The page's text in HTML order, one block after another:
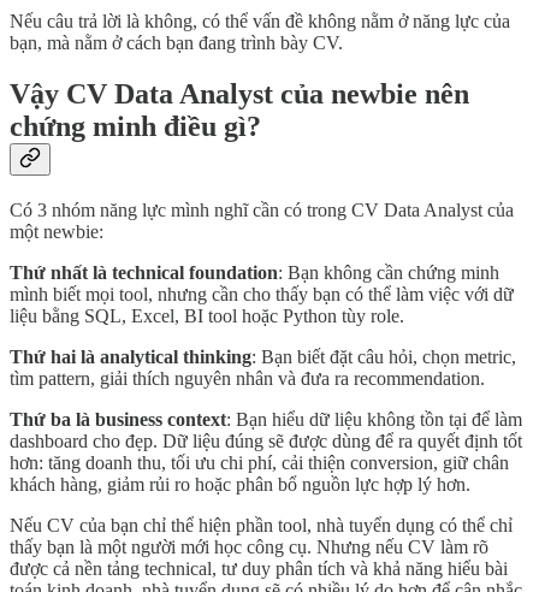
Nếu câu trả lời là không, có thể vấn đề không nằm ở năng lực của
bạn, mà nằm ở cách bạn đang trình bày CV.
Vậy CV Data Analyst của newbie nên
chứng minh điều gì?
Có 3 nhóm năng lực mình nghĩ cần có trong CV Data Analyst của
một newbie:
Thứ nhất là technical foundation: Bạn không cần chứng minh
mình biết mọi tool, nhưng cần cho thấy bạn có thể làm việc với dữ
liệu bằng SQL, Excel, BI tool hoặc Python tùy role.
Thứ hai là analytical thinking: Bạn biết đặt câu hỏi, chọn metric,
tìm pattern, giải thích nguyên nhân và đưa ra recommendation.
Thứ ba là business context: Bạn hiểu dữ liệu không tồn tại để làm
dashboard cho đẹp. Dữ liệu đúng sẽ được dùng để ra quyết định tốt
hơn: tăng doanh thu, tối ưu chi phí, cải thiện conversion, giữ chân
khách hàng, giảm rủi ro hoặc phân bổ nguồn lực hợp lý hơn.
Nếu CV của bạn chỉ thể hiện phần tool, nhà tuyển dụng có thể chỉ
thấy bạn là một người mới học công cụ. Nhưng nếu CV làm rõ
được cả nền tảng technical, tư duy phân tích và khả năng hiểu bài